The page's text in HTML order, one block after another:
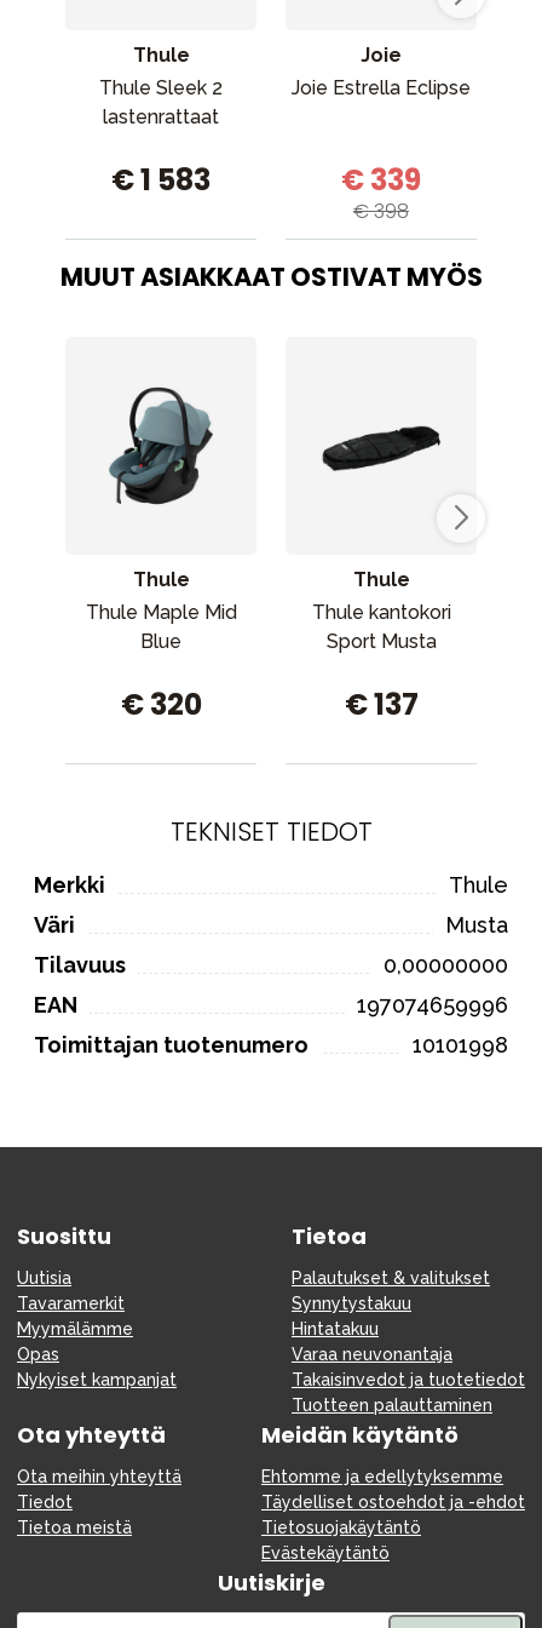
Thule
Thule Sleek 2
lastenrattaat
€ 1 583
Joie
Joie Estrella Eclipse
€ 339
€ 398
MUUT ASIAKKAAT OSTIVAT MYÖS
Thule
Thule Maple Mid
Blue
€ 320
Thule
Thule kantokori
Sport Musta
€ 137
TEKNISET TIEDOT
Merkki
Thule
Väri
Musta
Tilavuus
0,00000000
EAN
197074659996
Toimittajan tuotenumero
10101998
Suosittu
Uutisia
Tavaramerkit
Myymälämme
Opas
Nykyiset kampanjat
Tietoa
Palautukset & valitukset
Synnytystakuu
Hintatakuu
Varaa neuvonantaja
Takaisinvedot ja tuotetiedot
Tuotteen palauttaminen
Ota yhteyttä
Ota meihin yhteyttä
Tiedot
Tietoa meistä
Meidän käytäntö
Ehtomme ja edellytyksemme
Täydelliset ostoehdot ja -ehdot
Tietosuojakäytäntö
Evästekäytäntö
Uutiskirje